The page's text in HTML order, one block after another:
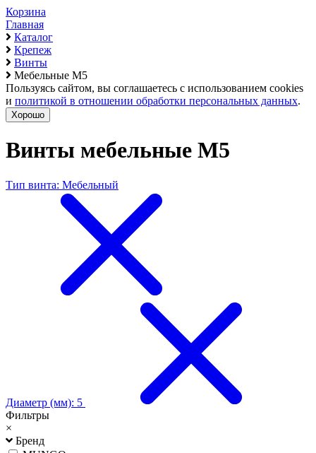
Корзина
Главная
Каталог
Крепеж
Винты
Мебельные М5
Пользуясь сайтом, вы соглашаетесь с использованием cookies
и политикой в отношении обработки персональных данных.
Хорошо
Винты мебельные М5
Тип винта: Мебельный
Диаметр (мм): 5
Фильтры
×
Бренд